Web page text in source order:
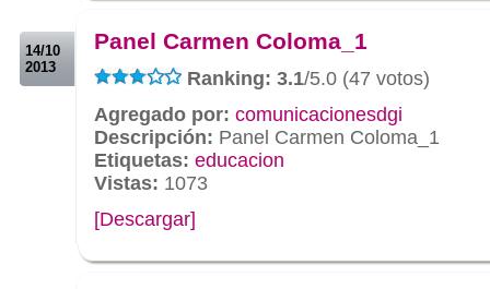
14/10
2013
Panel Carmen Coloma_1
Ranking: 3.1/5.0 (47 votos)
Agregado por: comunicacionesdgi
Descripción: Panel Carmen Coloma_1
Etiquetas: educacion
Vistas: 1073
[Descargar]